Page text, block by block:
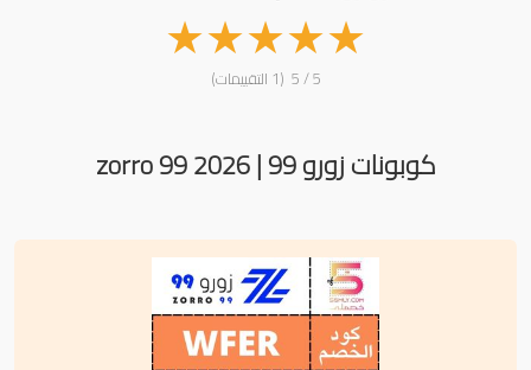
★
★
★
★
★ 5 / 5 (1 التقييمات)
كوبونات زورو 99 | zorro 99 2026